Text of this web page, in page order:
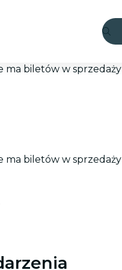
ma biletów w sprzedaży
ma biletów w sprzedaży